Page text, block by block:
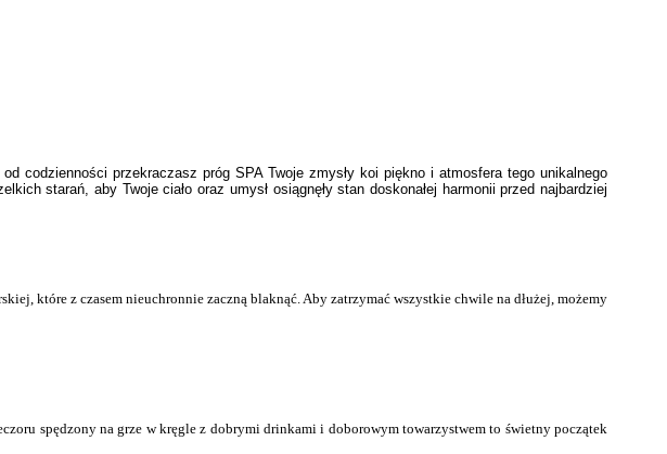
codzienności przekraczasz próg SPA Twoje zmysły koi piękno i atmosfera tego unikalnego
starań, aby Twoje ciało oraz umysł osiągnęły stan doskonałej harmonii przed najbardziej
które z czasem nieuchronnie zaczną blaknąć. Aby zatrzymać wszystkie chwile na dłużej, możemy
spędzony na grze w kręgle z dobrymi drinkami i doborowym towarzystwem to świetny początek